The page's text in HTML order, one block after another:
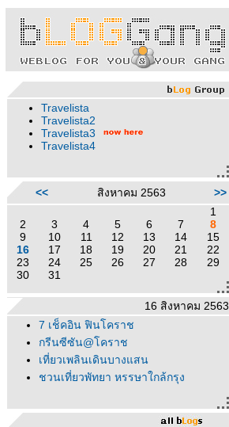
Travelista
Travelista2
Travelista3
Travelista4
<< สิงหาคม 2563
>>
1
2
3 4 5 6 7
8
9
10 11 12 13 14
15
16
17 18 19 20 21
22
23
24 25 26 27 28
29
30
31
16 สิงหาคม 2563
7 เช็คอิน ฟินโคราช
กรีนซีซัน@โคราช
เที่ยวเพลินเดินบางแสน
ชวนเที่ยวพัทยา หรรษาใกล้กรุง